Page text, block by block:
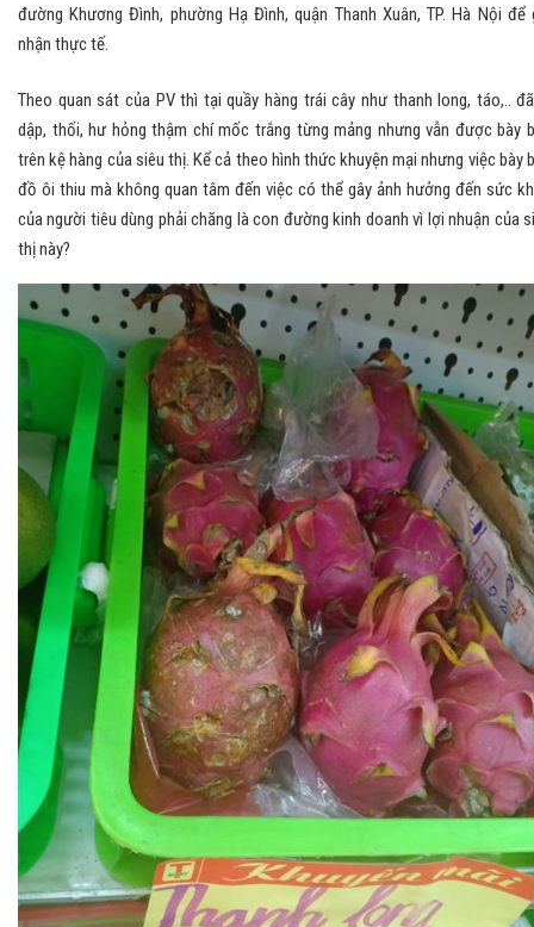
đường Khương Đình, phường Hạ Đình, quận Thanh Xuân, TP. Hà Nội để
nhận thực tế.
Theo quan sát của PV thì tại quầy hàng trái cây như thanh long, táo,..
dập, thối, hư hỏng thậm chí mốc trắng từng mảng nhưng vẫn được bày
trên kệ hàng của siêu thị. Kể cả theo hình thức khuyện mại nhưng việc bày
đồ ôi thiu mà không quan tâm đến việc có thể gây ảnh hưởng đến sức
của người tiêu dùng phải chăng là con đường kinh doanh vì lợi nhuận của
thị này?